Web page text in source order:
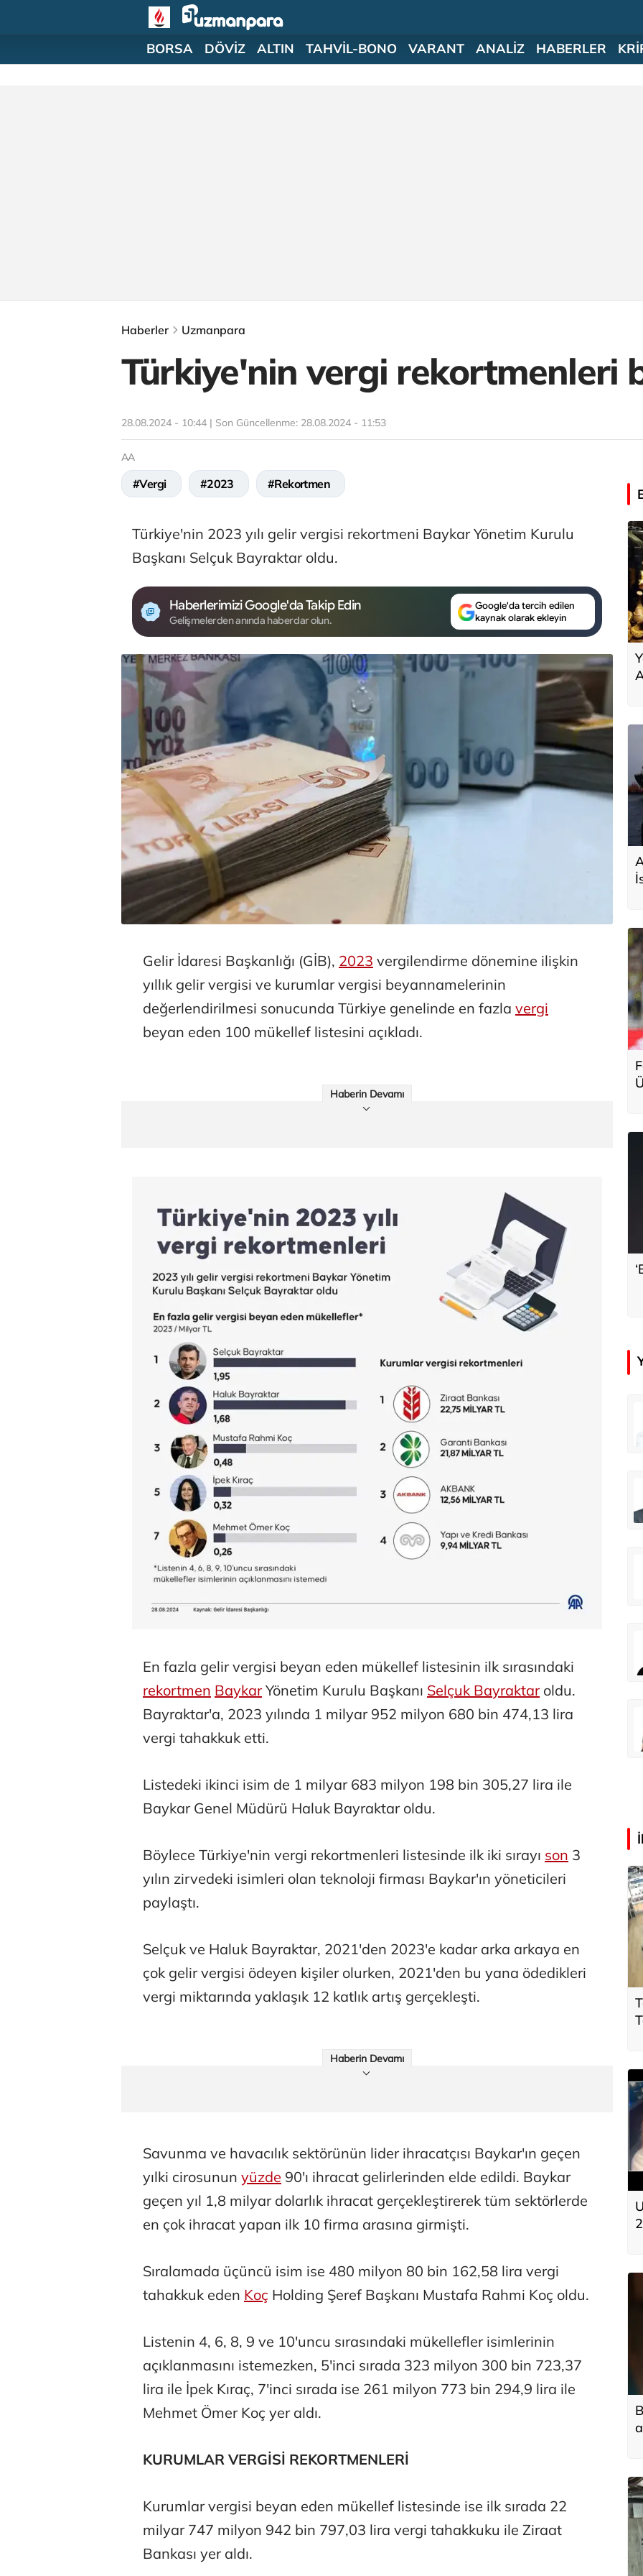
BORSA DÖVİZ ALTIN TAHVİL-BONO VARANT ANALİZ HABERLER
Haberler Uzmanpara
Türkiye'nin vergi rekortmenleri
28.08.2024 - 10:44 | Son Güncellenme: 28.08.2024 - 11:53
AA
#Vergi #2023 #Rekortmen
Türkiye'nin 2023 yılı gelir vergisi rekortmeni Baykar Yönetim Kurulu
Başkanı Selçuk Bayraktar oldu.
Haberlerimizi Google'da Takip Edin
Gelişmelerden anında haberdar olun.
Google'da tercih edilen
kaynak olarak ekleyin
Gelir İdaresi Başkanlığı (GİB), 2023 vergilendirme dönemine ilişkin
yıllık gelir vergisi ve kurumlar vergisi beyannamelerinin
değerlendirilmesi sonucunda Türkiye genelinde en fazla vergi
beyan eden 100 mükellef listesini açıkladı.
Haberin Devamı
En fazla gelir vergisi beyan eden mükellef listesinin ilk sırasındaki
rekortmen BaykarYönetim Kurulu Başkanı Selçuk Bayraktaroldu.
Bayraktar'a, 2023 yılında 1 milyar 952 milyon 680 bin 474,13 lira
vergi tahakkuk etti.
Listedeki ikinci isim de 1 milyar 683 milyon 198 bin 305,27 lira ile
Baykar Genel Müdürü Haluk Bayraktar oldu.
Böylece Türkiye'nin vergi rekortmenleri listesinde ilk iki sırayı son 3
yılın zirvedeki isimleri olan teknoloji firması Baykar'ın yöneticileri
paylaştı.
Selçuk ve Haluk Bayraktar, 2021'den 2023'e kadar arka arkaya en
çok gelir vergisi ödeyen kişiler olurken, 2021'den bu yana ödedikleri
vergi miktarında yaklaşık 12 katlık artış gerçekleşti.
Haberin Devamı
Savunma ve havacılık sektörünün lider ihracatçısı Baykar'ın geçen
yılki cirosunun yüzde 90'ı ihracat gelirlerinden elde edildi. Baykar
geçen yıl 1,8 milyar dolarlık ihracat gerçekleştirerek tüm sektörlerde
en çok ihracat yapan ilk 10 firma arasına girmişti.
Sıralamada üçüncü isim ise 480 milyon 80 bin 162,58 lira vergi
tahakkuk eden Koç Holding Şeref Başkanı Mustafa Rahmi Koç oldu.
Listenin 4, 6, 8, 9 ve 10'uncu sırasındaki mükellefler isimlerinin
açıklanmasını istemezken, 5'inci sırada 323 milyon 300 bin 723,37
lira ile İpek Kıraç, 7'inci sırada ise 261 milyon 773 bin 294,9 lira ile
Mehmet Ömer Koç yer aldı.
KURUMLAR VERGİSİ REKORTMENLERİ
Kurumlar vergisi beyan eden mükellef listesinde ise ilk sırada 22
milyar 747 milyon 942 bin 797,03 lira vergi tahakkuku ile Ziraat
Bankası yer aldı.
Osman Gençer
Prof. Dr. Mahmut Özer
Tunca Bengin
Hakkı Öcal
Çağdaş Ertuna